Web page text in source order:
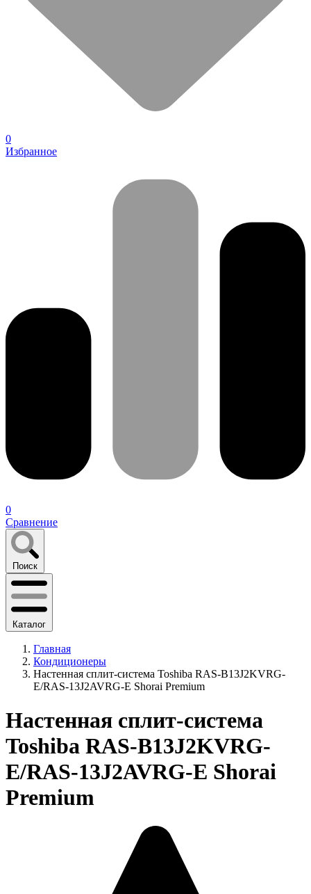
0
Избранное
0
Сравнение
Поиск
Каталог
Главная
Кондиционеры
Настенная сплит-система Toshiba RAS-B13J2KVRG-
E/RAS-13J2AVRG-E Shorai Premium
Настенная сплит-система
Toshiba RAS-B13J2KVRG-
E/RAS-13J2AVRG-E Shorai
Premium